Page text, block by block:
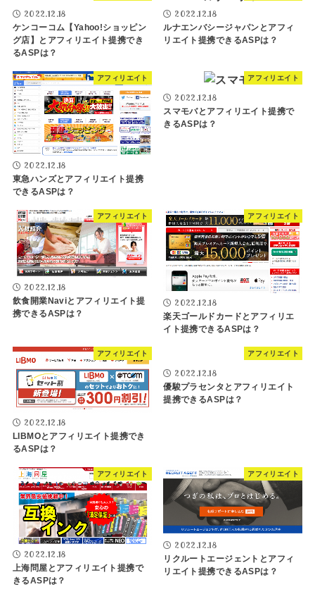
2022.12.18
ケンコーコム【Yahoo!ショッピン
グ店】とアフィリエイト提携でき
るASPは？
2022.12.18
ルナエンバシージャパンとアフィ
リエイト提携できるASPは？
アフィリエイト
2022.12.18
東急ハンズとアフィリエイト提携
できるASPは？
アフィリエイト
2022.12.18
スマモバとアフィリエイト提携で
きるASPは？
アフィリエイト
2022.12.18
飲食開業Naviとアフィリエイト提
携できるASPは？
アフィリエイト
2022.12.18
楽天ゴールドカードとアフィリエ
イト提携できるASPは？
アフィリエイト
2022.12.18
LIBMOとアフィリエイト提携でき
るASPは？
アフィリエイト
2022.12.18
優駿プラセンタとアフィリエイト
提携できるASPは？
アフィリエイト
2022.12.18
上海問屋とアフィリエイト提携で
きるASPは？
アフィリエイト
2022.12.18
リクルートエージェントとアフィ
リエイト提携できるASPは？